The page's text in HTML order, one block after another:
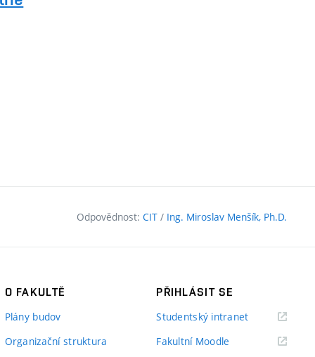
Odpovědnost: CIT / Ing. Miroslav Menšík, Ph.D.
O FAKULTĚ
Plány budov
Organizační struktura
PŘIHLÁSIT SE
Studentský intranet(externí
Fakultní Moodle